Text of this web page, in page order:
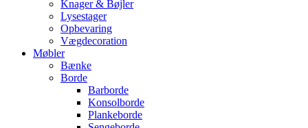
Knager & Bøjler
Lysestager
Opbevaring
Vægdecoration
Møbler
Bænke
Borde
Barborde
Konsolborde
Plankeborde